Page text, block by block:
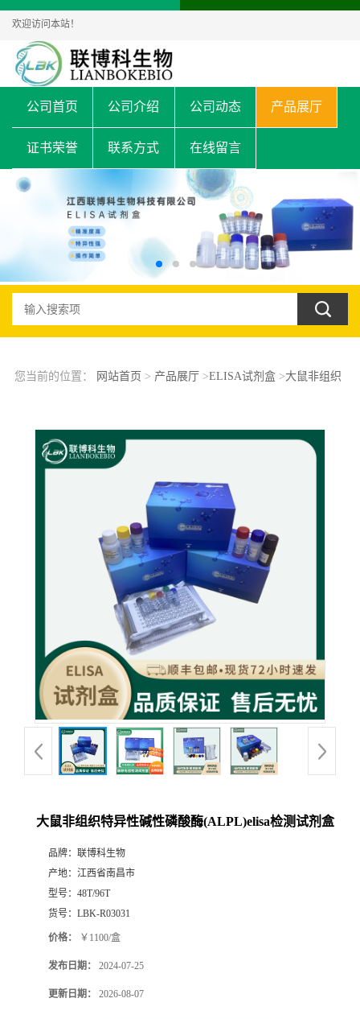
欢迎访问本站！
公司首页 公司介绍 公司动态 产品展厅
证书荣誉 联系方式 在线留言
您当前的位置： 网站首页 > 产品展厅 >ELISA试剂盒>大鼠非组织
大鼠非组织特异性碱性磷酸酶(ALPL)elisa检测试剂盒
品牌： 联博科生物
产地： 江西省南昌市
型号： 48T/96T
货号： LBK-R03031
价格： ￥1100/盒
发布日期： 2024-07-25
更新日期： 2026-08-07